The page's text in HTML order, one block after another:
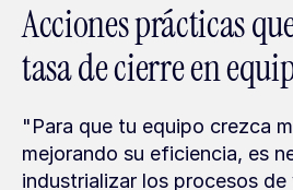
Acciones prácticas
tasa de cierre en
"Para que tu equipo crezca
mejorando su eficiencia, es
industrializar los procesos de